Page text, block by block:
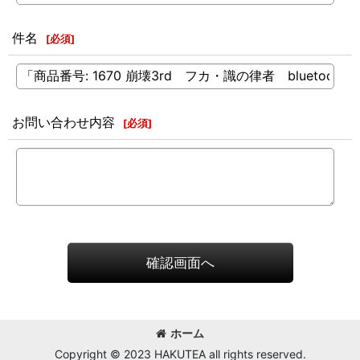
件名 [必須]
お問い合わせ内容 [必須]
確認画面へ
ホーム
Copyright © 2023 HAKUTEA all rights reserved.